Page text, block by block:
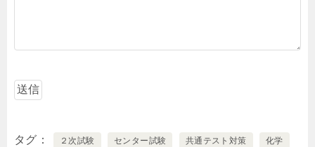
タグ ２次試験 センター試験 共通テスト対策 化学